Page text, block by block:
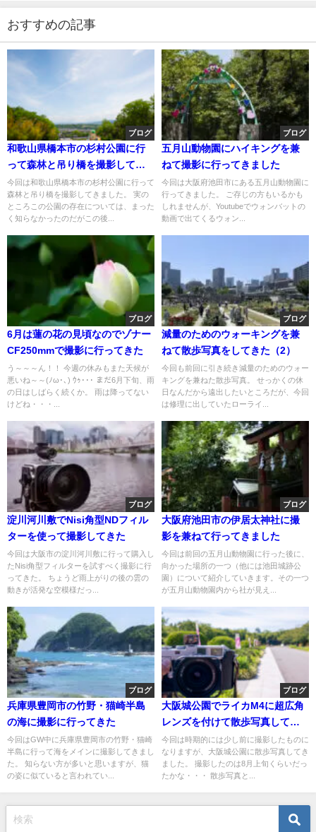
おすすめの記事
ブログ
和歌山県橋本市の杉村公園に行
って森林と吊り橋を撮影してき
た
今回は和歌山県橋本市の杉村公園に行って
森林と吊り橋を撮影してきました。 実の
ところこの公園の存在については、まった
く知らなかったのだがこの後...
ブログ
五月山動物園にハイキングを兼
ねて撮影に行ってきました
今回は大阪府池田市にある五月山動物園に
行ってきました。 ご存じの方もいるかも
しれませんが、Youtubeでウォンバットの
動画で出てくるウォン...
ブログ
6月は蓮の花の見頃なのでゾナー
CF250mmで撮影に行ってきた
う～～～ん！！ 今週の休みもまた天候が
悪いね～～(ﾉω･､) ｳｩ･･･ まだ6月下旬、雨
の日はしばらく続くか。 雨は降ってない
けどね・・・...
ブログ
減量のためのウォーキングを兼
ねて散歩写真をしてきた（2）
今回も前回に引き続き減量のためのウォー
キングを兼ねた散歩写真。 せっかくの休
日なんだから遠出したいところだが、今回
は修理に出していたローライ...
ブログ
淀川河川敷でNisi角型NDフィル
ターを使って撮影してきた
今回は大阪市の淀川河川敷に行って購入し
たNisi角型フィルターを試すべく撮影に行
ってきた。 ちょうど雨上がりの後の雲の
動きが活発な空模様だっ...
ブログ
大阪府池田市の伊居太神社に撮
影を兼ねて行ってきました
今回は前回の五月山動物園に行った後に、
向かった場所の一つ（他には池田城跡公
園）について紹介していきます。その一つ
が五月山動物園内から社が見え...
ブログ
兵庫県豊岡市の竹野・猫崎半島
の海に撮影に行ってきた
今回はGW中に兵庫県豊岡市の竹野・猫崎
半島に行って海をメインに撮影してきまし
た。 知らない方が多いと思いますが、猫
の姿に似ていると言われてい...
ブログ
大阪城公園でライカM4に超広角
レンズを付けて散歩写真してき
た
今回は時期的には少し前に撮影したものに
なりますが、大阪城公園に散歩写真してき
ました。 撮影したのは8月上旬くらいだっ
たかな・・・ 散歩写真と...